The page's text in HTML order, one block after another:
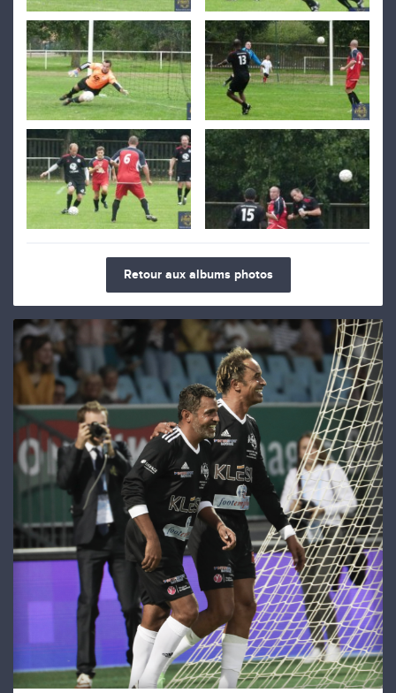
Retour aux albums photos